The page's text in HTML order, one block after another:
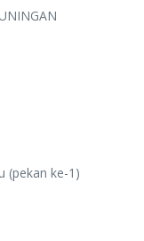
(pekan ke-1)